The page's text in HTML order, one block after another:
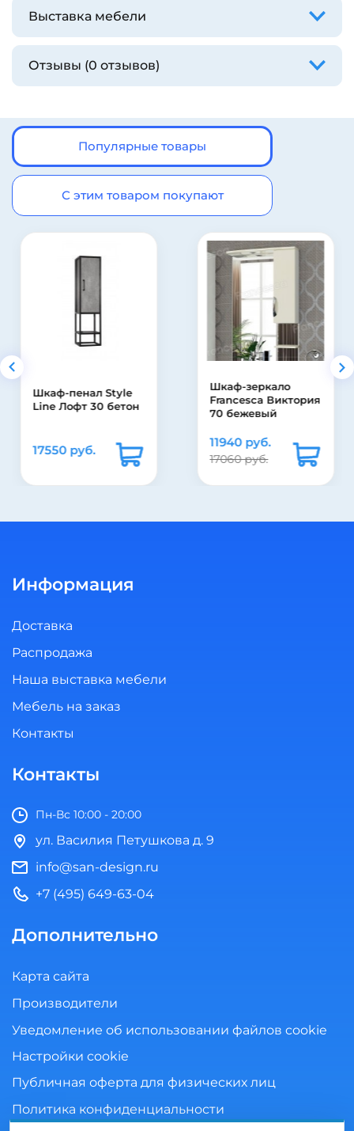
Выставка мебели
Отзывы (0 отзывов)
Популярные товары
С этим товаром покупают
Шкаф-пенал Style
Line Лофт 30 бетон
17550 руб.
Шкаф-зеркало
Francesca Виктория
70 бежевый
11940 руб.
17060 руб.
Информация
Доставка
Распродажа
Наша выставка мебели
Мебель на заказ
Контакты
Контакты
Пн-Вс 10:00 - 20:00
ул. Василия Петушкова д. 9
info@san-design.ru
+7 (495) 649-63-04
Дополнительно
Карта сайта
Производители
Уведомление об использовании файлов cookie
Настройки cookie
Публичная оферта для физических лиц
Политика конфиденциальности